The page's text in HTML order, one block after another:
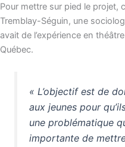
Pour mettre sur pied le projet,
Tremblay-Séguin, une
avait de l’expérience en
Québec.
« L’objectif est de
aux jeunes pour
une problématique
importante de